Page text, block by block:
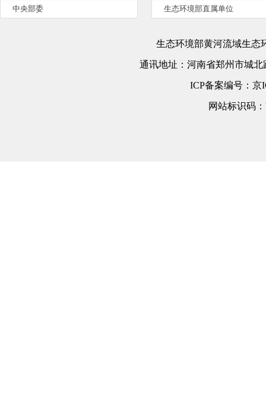
中央部委 生态环境部直属单位
生态环境部黄河流域生态
通讯地址： 河南省郑州市城北
ICP备案编号： 京
网站标识码：